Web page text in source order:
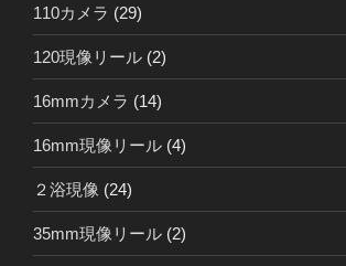
110カメラ (29)
120現像リール (2)
16mmカメラ (14)
16mm現像リール (4)
２浴現像 (24)
35mm現像リール (2)